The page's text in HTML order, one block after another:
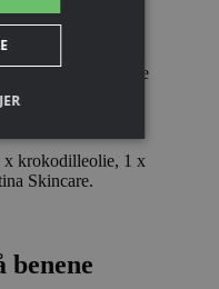
x krokodilleolie, 1 x
Skincare.
benene